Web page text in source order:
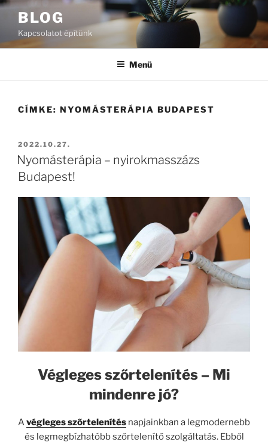
Tartalomhoz
BLOG
Kapcsolatot építünk
Menü
CÍMKE: NYOMÁSTERÁPIA BUDAPEST
BEKÜLDVE:
2022.10.27.
Nyomásterápia – nyirokmasszázs
Budapest!
Végleges szőrtelenítés – Mi
mindenre jó?
Avégleges szőrtelenítés napjainkban a legmodernebb
és legmegbízhatóbb szőrtelenítő szolgáltatás. Ebből